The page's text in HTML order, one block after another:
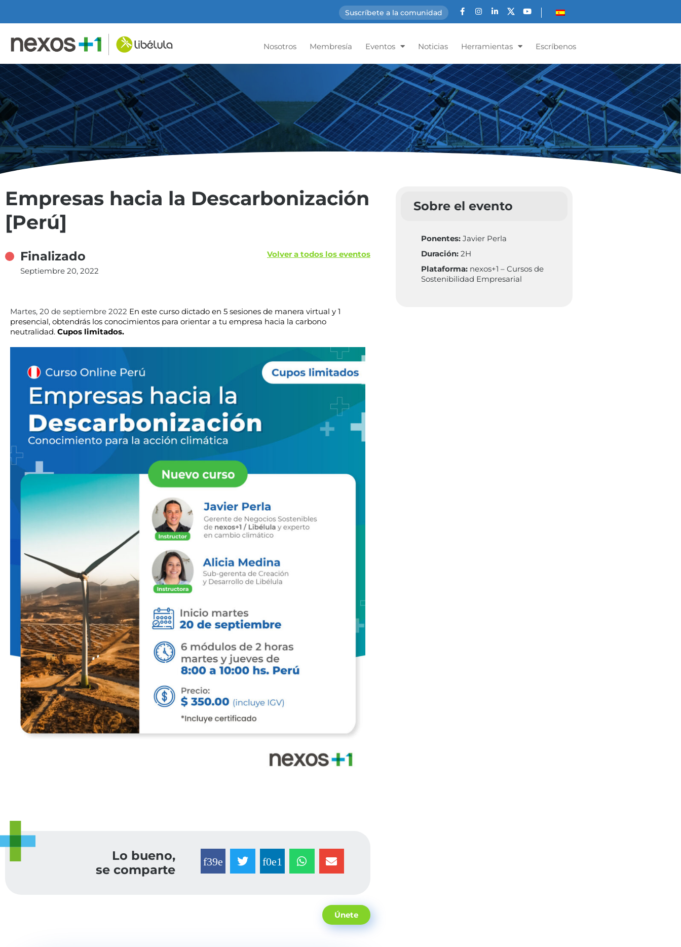
Suscríbete a la comunidad
Nosotros Membresía Eventos Noticias Herramientas Escríbenos
Empresas hacia la Descarbonización
[Perú]
Finalizado
Septiembre 20, 2022
Volver a todos los eventos
Martes, 20 de septiembre 2022 En este curso dictado en 5 sesiones de manera virtual y 1
presencial, obtendrás los conocimientos para orientar a tu empresa hacia la carbono
neutralidad. Cupos limitados.
Lo bueno,
se comparte
Únete
Sobre el evento
Ponentes: Javier Perla
Duración: 2H
Plataforma: nexos+1 – Cursos de
Sostenibilidad Empresarial